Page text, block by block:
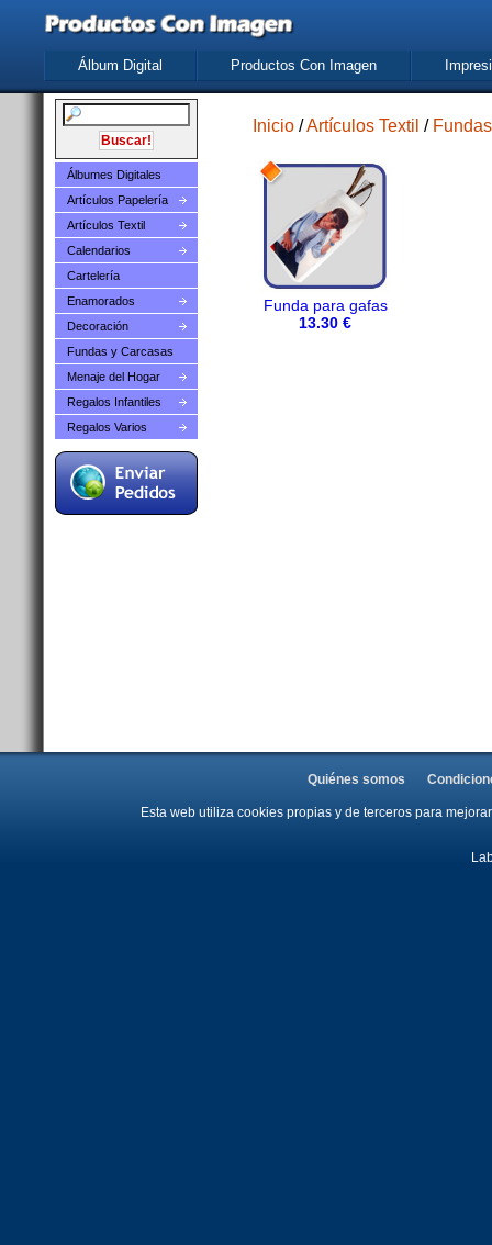
Álbum Digital Productos Con Imagen
Álbumes Digitales
Artículos Papelería
Artículos Textil
Calendarios
Cartelería
Enamorados
Decoración
Fundas y Carcasas
Menaje del Hogar
Regalos Infantiles
Regalos Varios
Inicio /Artículos Textil /
Funda para gafas
13.30 €
Quiénes somos
Esta web utiliza cookies propias y de terceros para